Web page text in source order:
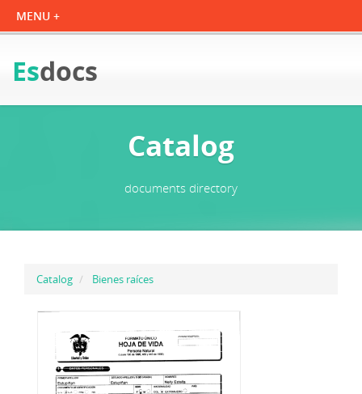
Esdocs
Catalog
documents directory
Catalog Bienes raíces